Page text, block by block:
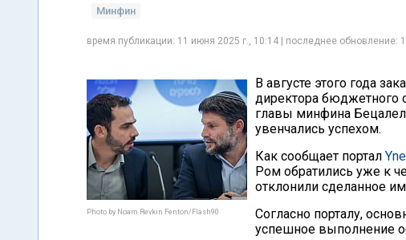
Минфин
время публикации: 11 июня 2025 г., 10:14 | последнее обновление:
Photo by Noam Revkin Fenton/Flash90
В августе этого года
директора бюджетного
главы минфина
увенчались успехом.
Как сообщает портал
Ром обратились уже к
отклонили сделанное
Согласно порталу,
успешное выполнение